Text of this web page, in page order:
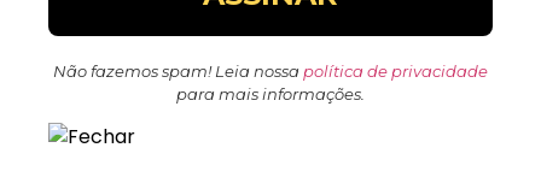
Não fazemos spam! Leia nossa política de privacidade
para mais informações.